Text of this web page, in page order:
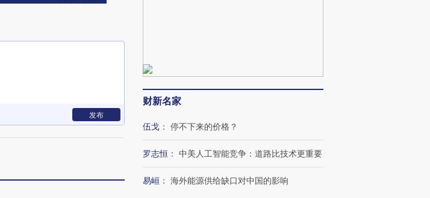
发布
财新名家
伍戈 ： 停不下来的价格？
罗志恒 ： 中美人工智能竞争：道路比技术更重要
易峘 ： 海外能源供给缺口对中国的影响